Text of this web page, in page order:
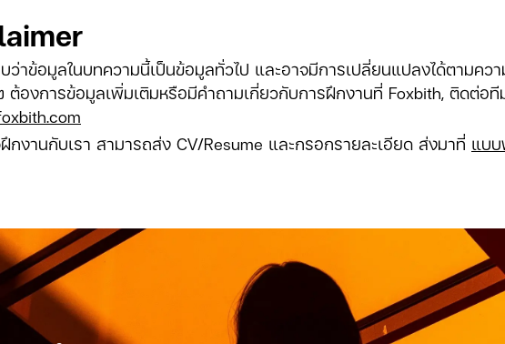
ว่าข้อมูลในบทความนี้เป็นข้อมูลทั่วไป และอาจมีการเปลี่ยนแปลงได้ตามคว
ต้องการข้อมูลเพิ่มเติมหรือมีคำถามเกี่ยวกับการฝึกงานที่ Foxbith, ติดต่อที
กงานกับเรา สามารถส่ง CV/Resume และกรอกรายละเอียด ส่งมาที่ แบ